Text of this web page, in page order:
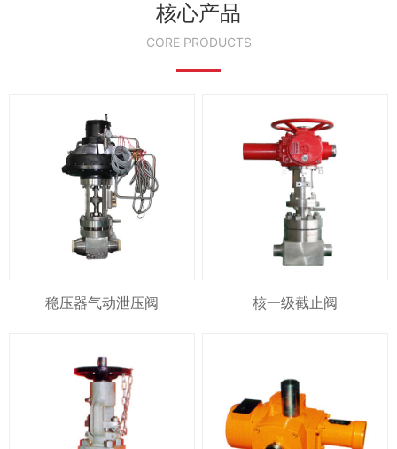
核心产品
CORE PRODUCTS
稳压器气动泄压阀 核一级截止阀